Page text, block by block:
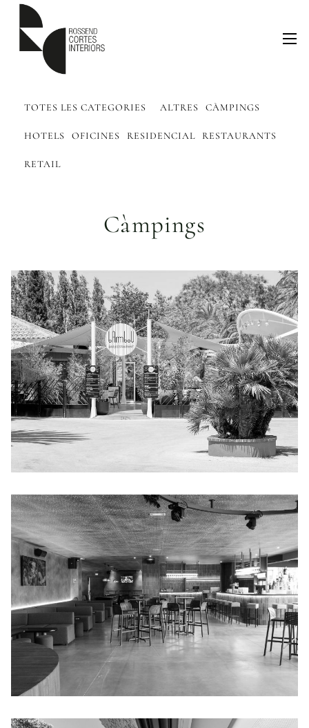
TOTES LES CATEGORIES ALTRES CÀMPINGS
HOTELS OFICINES RESIDENCIAL RESTAURANTS
RETAIL
Càmpings
BAMBOU
CÀMPING LA SIRÈNE